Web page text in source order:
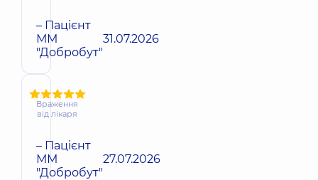
– Пацієнт
ММ
"Добробут"
31.07.2026
Враження
від лікаря
– Пацієнт
ММ
"Добробут"
27.07.2026